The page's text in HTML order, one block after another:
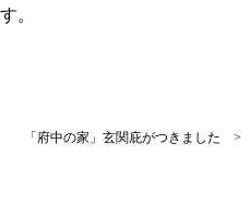
。
「府中の家」玄関庇がつきました >